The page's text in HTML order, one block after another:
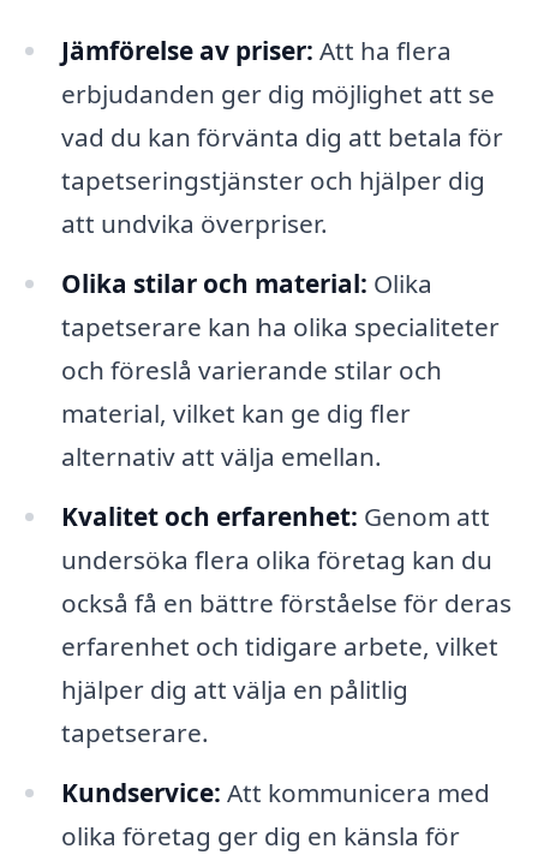
Jämförelse av priser: Att ha flera
erbjudanden ger dig möjlighet att se
vad du kan förvänta dig att betala för
tapetseringstjänster och hjälper dig
att undvika överpriser.
Olika stilar och material: Olika
tapetserare kan ha olika specialiteter
och föreslå varierande stilar och
material, vilket kan ge dig fler
alternativ att välja emellan.
Kvalitet och erfarenhet: Genom att
undersöka flera olika företag kan du
också få en bättre förståelse för deras
erfarenhet och tidigare arbete, vilket
hjälper dig att välja en pålitlig
tapetserare.
Kundservice: Att kommunicera med
olika företag ger dig en känsla för